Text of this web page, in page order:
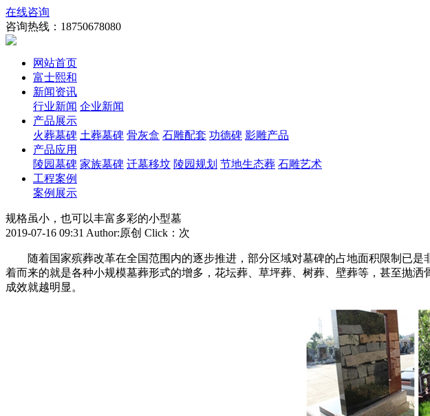
在线咨询
咨询热线： 18750678080
网站首页
富士熙和
新闻资讯
行业新闻 企业新闻
产品展示
火葬墓碑 土葬墓碑 骨灰盒 石雕配套 功德碑 影雕产品
产品应用
陵园墓碑 家族墓碑 迁墓移坟 陵园规划 节地生态葬 石雕艺术
工程案例
案例展示
规格虽小，也可以丰富多彩的小型墓
2019-07-16 09:31 Author:原创 Click： 次
随着国家殡葬改革在全国范围内的逐步推进，部分区域对墓碑的占地面积限制已
着而来的就是各种小规模墓葬形式的增多，花坛葬、草坪葬、树葬、壁葬等，甚至抛
成效就越明显。